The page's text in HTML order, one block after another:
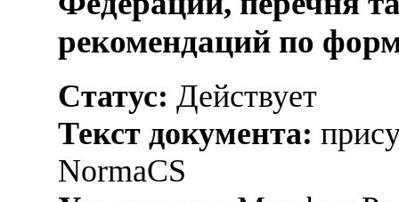
рекомендаций по
Статус: Действует
Текст документа:
NormaCS